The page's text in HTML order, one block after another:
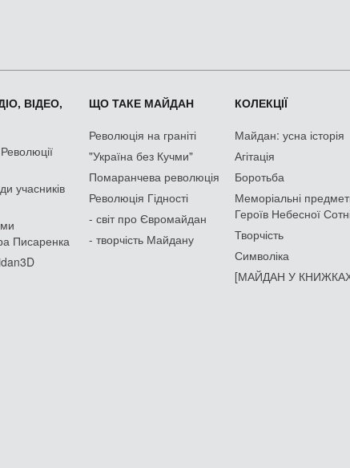
ВІДЕО,
учасників
Писаренка
ЩО ТАКЕ МАЙДАН
Революція на граніті
"Україна без Кучми"
Помаранчева революція
Революція Гідності
- світ про Євромайдан
- творчість Майдану
КОЛЕКЦІЇ
Майдан: усна історія
Агітація
Боротьба
Меморіальні
Героїв Небесної
Творчість
Символіка
[МАЙДАН У